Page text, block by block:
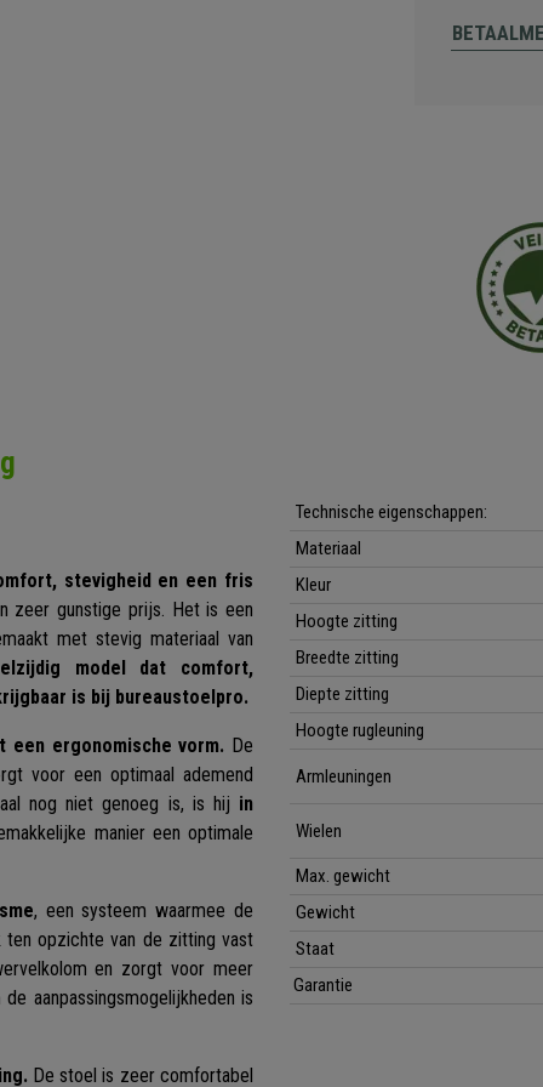
stevigheid en een fris
zeer gunstige prijs. Het is een
met stevig materiaal van
model dat comfort,
is bij bureaustoelpro.
een ergonomische vorm. De
voor een optimaal ademend
nog niet genoeg is, is hij in
manier een optimale
, een systeem waarmee de
ten opzichte van de zitting vast
en zorgt voor meer
aanpassingsmogelijkheden is
De stoel is zeer comfortabel
Technische eigenschappen:
Materiaal
Kleur
Hoogte zitting
Breedte zitting
Diepte zitting
Hoogte rugleuning
Armleuningen
Wielen
Max. gewicht
Gewicht
Staat
Garantie